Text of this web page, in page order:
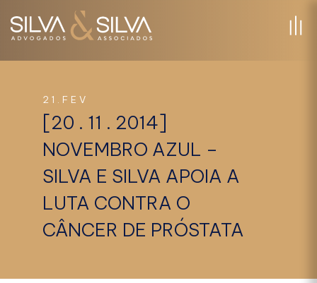
21.FEV
[20 . 11 . 2014]
NOVEMBRO AZUL –
SILVA E SILVA APOIA A
LUTA CONTRA O
CÂNCER DE PRÓSTATA